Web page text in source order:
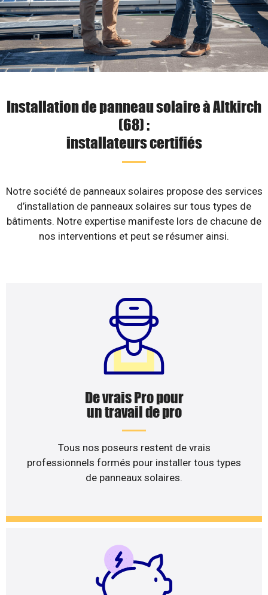
Installation de panneau solaire à Altkirch
(68) :
installateurs certifiés
Notre société de panneaux solaires propose des services
d’installation de panneaux solaires sur tous types de
bâtiments. Notre expertise manifeste lors de chacune de
nos interventions et peut se résumer ainsi.
De vrais Pro pour
un travail de pro
Tous nos poseurs restent de vrais
professionnels formés pour installer tous types
de panneaux solaires.